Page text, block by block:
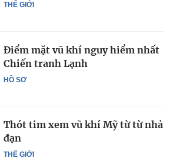
THẾ GIỚI
HỒ SƠ
Điểm mặt vũ khí nguy hiểm nhất
Chiến tranh Lạnh
THẾ GIỚI
Thót tim xem vũ khí Mỹ từ từ nhả
đạn